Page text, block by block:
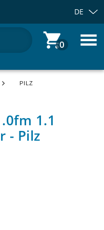
DE
0
PILZ
1.1
- Pilz